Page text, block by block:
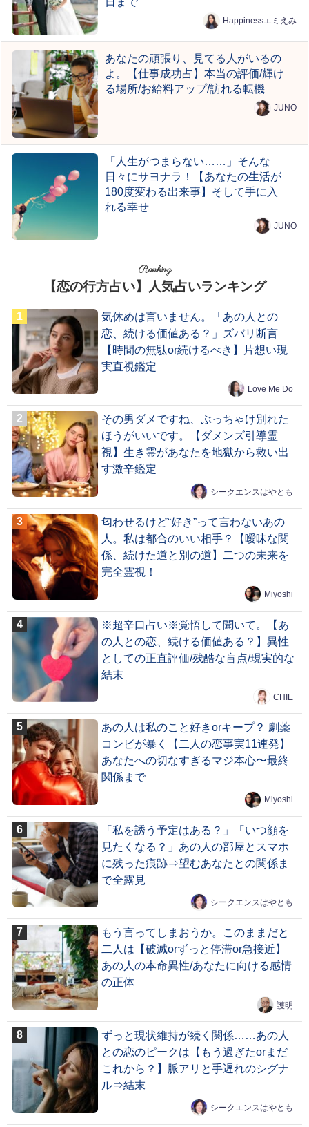
Happinessエミえみ
あなたの頑張り、見てる人がいるの
よ。【仕事成功占】本当の評価/輝け
る場所/お給料アップ/訪れる転機
JUNO
「人生がつまらない……」そんな
日々にサヨナラ！【あなたの生活が
180度変わる出来事】そして手に入
れる幸せ
JUNO
Ranking
【恋の行方占い】人気占いランキング
気休めは言いません。「あの人との
恋、続ける価値ある？」ズバリ断言
【時間の無駄or続けるべき】片想い現
実直視鑑定
Love Me Do
その男ダメですね、ぶっちゃけ別れた
ほうがいいです。【ダメンズ引導霊
視】生き霊があなたを地獄から救い出
す激辛鑑定
シークエンスはやとも
匂わせるけど“好き”って言わないあの
人。私は都合のいい相手？【曖昧な関
係、続けた道と別の道】二つの未来を
完全霊視！
Miyoshi
※超辛口占い※覚悟して聞いて。【あ
の人との恋、続ける価値ある？】異性
としての正直評価/残酷な盲点/現実的な
結末
CHIE
あの人は私のこと好きorキープ？ 劇薬
コンビが暴く【二人の恋事実11連発】
あなたへの切なすぎるマジ本心〜最終
関係まで
Miyoshi
「私を誘う予定はある？」「いつ顔を
見たくなる？」あの人の部屋とスマホ
に残った痕跡⇒望むあなたとの関係ま
で全露見
シークエンスはやとも
もう言ってしまおうか。このままだと
二人は【破滅orずっと停滞or急接近】
あの人の本命異性/あなたに向ける感情
の正体
護明
ずっと現状維持が続く関係……あの人
との恋のピークは【もう過ぎたorまだ
これから？】脈アリと手遅れのシグナ
ル⇒結末
シークエンスはやとも